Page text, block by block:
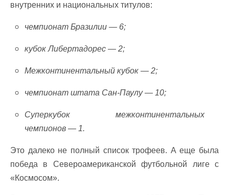
внутренних и национальных титулов:
чемпионат Бразилии — 6;
кубок Либертадорес — 2;
Межконтинентальный кубок — 2;
чемпионат штата Сан-Паулу — 10;
Суперкубок межконтинентальных
чемпионов — 1.
Это далеко не полный список трофеев. А еще была
победа в Североамериканской футбольной лиге с
«Космосом».